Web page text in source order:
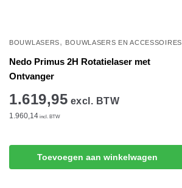
BOUWLASERS, BOUWLASERS EN ACCESSOIRES
Nedo Primus 2H Rotatielaser met
Ontvanger
1.619,95 excl. BTW
1.960,14 incl. BTW
Toevoegen aan winkelwagen